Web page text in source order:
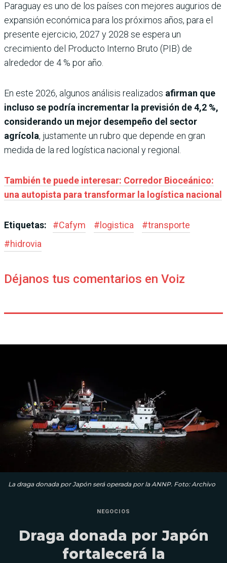
Paraguay es uno de los países con mejores augurios de
expansión económica para los próximos años, para el
presente ejercicio, 2027 y 2028 se espera un
crecimiento del Producto Interno Bruto (PIB) de
alrededor de 4 % por año.
En este 2026, algunos análisis realizados afirman que
incluso se podría incrementar la previsión de 4,2 %,
considerando un mejor desempeño del sector
agrícola, justamente un rubro que depende en gran
medida de la red logística nacional y regional.
También te puede interesar: Corredor Bioceánico:
una autopista para transformar la logística nacional
Etiquetas: #Cafym # logistica #transporte
#hidrovia
Déjanos tus comentarios en Voiz
La draga donada por Japón será operada por la ANNP. Foto: Archivo
NEGOCIOS
Draga donada por Japón
fortalecerá la